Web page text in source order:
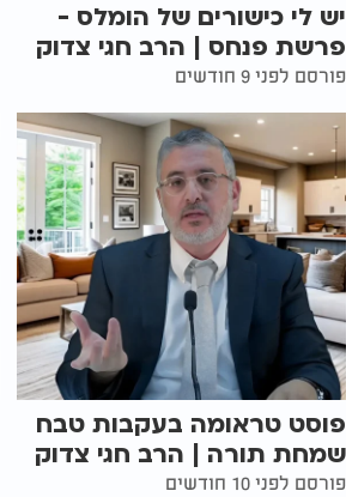
יש לי כישורים של הומלס -
פרשת פנחס | הרב חגי צדוק
פורסם לפני 9 חודשים
פוסט טראומה בעקבות טבח
שמחת תורה | הרב חגי צדוק
פורסם לפני 10 חודשים